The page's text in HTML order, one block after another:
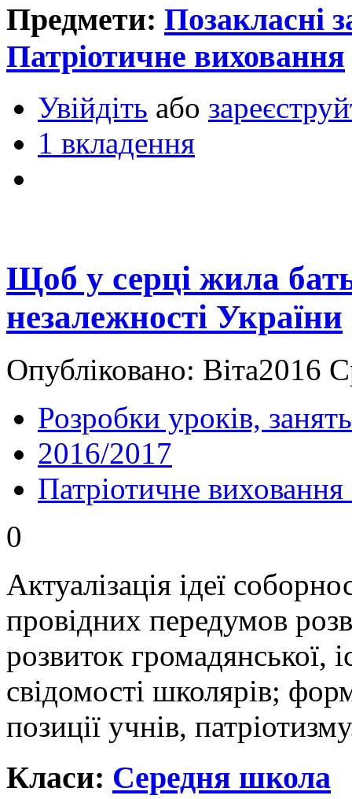
Предмети: Позакласні
Патріотичне виховання
Увійдіть або
1 вкладення
Щоб у серці жила
незалежності України
Опубліковано: Віта2016
Розробки уроків, занять
2016/2017
Патріотичне виховання
0
Актуалізація ідеї
провідних передумов
розвиток громадянської,
свідомості школярів;
позиції учнів,
Класи: Середня школа